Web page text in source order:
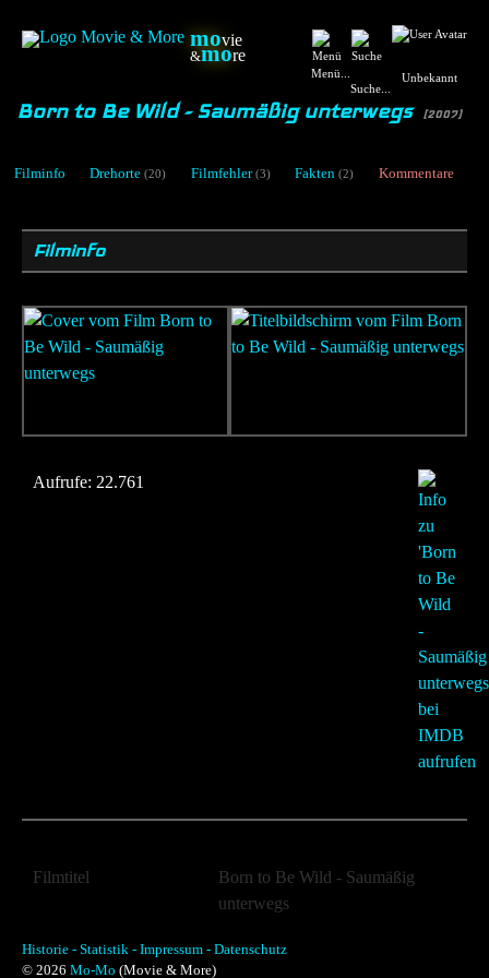
movie
&more
Menü...
Suche...
Unbekannt
Born to Be Wild - Saumäßig unterwegs [2007]
Filminfo Drehorte (20) Filmfehler (3) Fakten (2) Kommentare
Filminfo
Aufrufe: 22.761
Filmtitel
Born to Be Wild - Saumäßig
unterwegs
Filmtitel (Orginal)
Wild Hogs
Historie - Statistik - Impressum - Datenschutz
© 2026 Mo-Mo (Movie & More)